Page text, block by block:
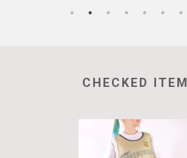
CHECKED ITEM